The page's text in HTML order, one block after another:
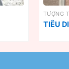
TƯỢNG
TIÊU